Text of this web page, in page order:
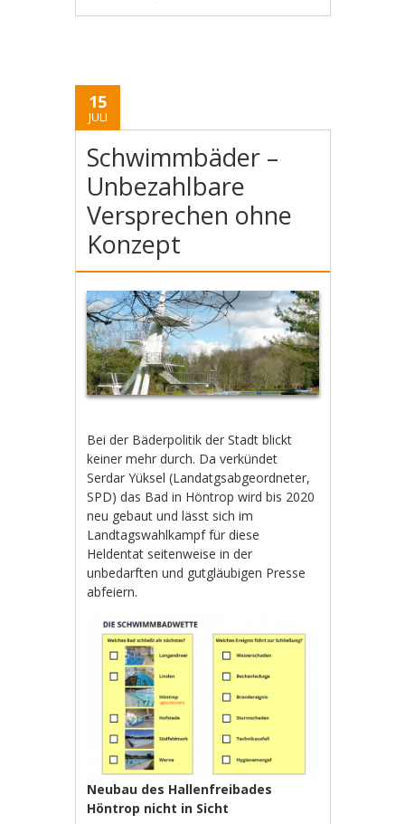
15
JULI
Schwimmbäder –
Unbezahlbare
Versprechen ohne
Konzept
Bei der Bäderpolitik der Stadt blickt
keiner mehr durch. Da verkündet
Serdar Yüksel (Landatgsabgeordneter,
SPD) das Bad in Höntrop wird bis 2020
neu gebaut und lässt sich im
Landtagswahlkampf für diese
Heldentat seitenweise in der
unbedarften und gutgläubigen Presse
abfeiern.
Neubau des Hallenfreibades
Höntrop nicht in Sicht